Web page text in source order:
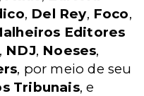
, Del Rey, Foco,
Editores
, NDJ, Noeses,
, por meio de seu
Tribunais, e